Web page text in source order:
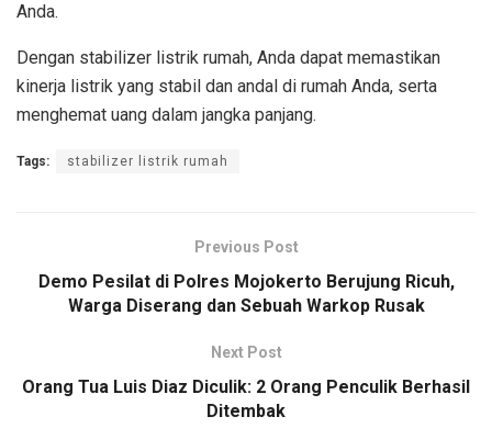
Anda.
Dengan stabilizer listrik rumah, Anda dapat memastikan
kinerja listrik yang stabil dan andal di rumah Anda, serta
menghemat uang dalam jangka panjang.
Tags: stabilizer listrik rumah
Previous Post
Demo Pesilat di Polres Mojokerto Berujung Ricuh,
Warga Diserang dan Sebuah Warkop Rusak
Next Post
Orang Tua Luis Diaz Diculik: 2 Orang Penculik Berhasil
Ditembak